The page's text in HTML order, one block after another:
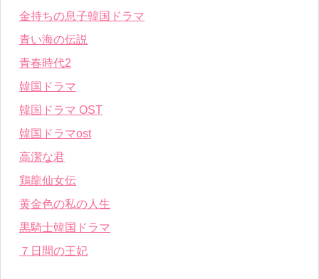
金持ちの息子韓国ドラマ
青い海の伝説
青春時代2
韓国ドラマ
韓国ドラマ OST
韓国ドラマost
高潔な君
鶏龍仙女伝
黄金色の私の人生
黒騎士韓国ドラマ
７日間の王妃